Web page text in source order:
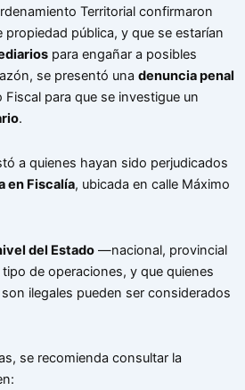
Territorial confirmaron
propiedad pública, y que se estarían
para engañar a posibles
se presentó una denuncia penal
para que se investigue un
.
a quienes hayan sido perjudicados
en Fiscalía, ubicada en calle Máximo
del Estado—nacional, provincial
de operaciones, y que quienes
ilegales pueden ser considerados
se recomienda consultar la